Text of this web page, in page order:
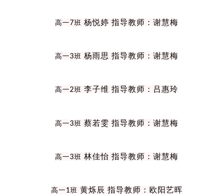
高一7班 杨悦婷 指导教师：谢慧梅
高一3班 杨雨思 指导教师：谢慧梅
高一2班 李子维 指导教师：吕惠玲
高一3班 蔡若雯 指导教师：谢慧梅
高一3班 林佳怡 指导教师：谢慧梅
高一1班 黄烁辰 指导教师：欧阳艺晖